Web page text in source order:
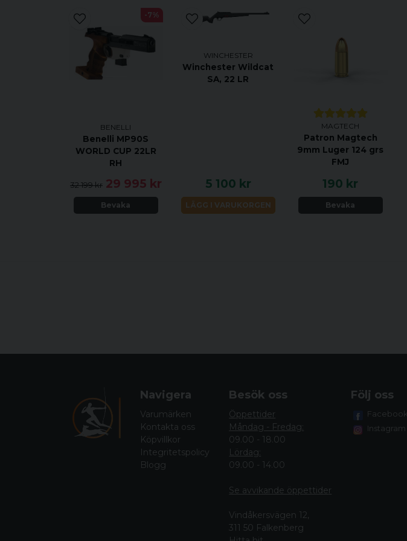
BENELLI
Benelli MP90S
WORLD CUP 22LR
RH
32 199 kr 29 995 kr
Bevaka
-7%
WINCHESTER
Winchester Wildcat
SA, 22 LR
5 100 kr
LÄGG I VARUKORGEN
MAGTECH
Patron Magtech
9mm Luger 124 grs
FMJ
190 kr
Bevaka
Navigera
Varumärken
Kontakta oss
Köpvillkor
Integritetspolicy
Blogg
Besök oss
Öppettider
Måndag - Fredag:
09.00 - 18.00
Lördag:
09.00 - 14.00
Se avvikande öppettider
Vindåkersvägen 12,
311 50 Falkenberg
Följ oss
Facebook
Instagram